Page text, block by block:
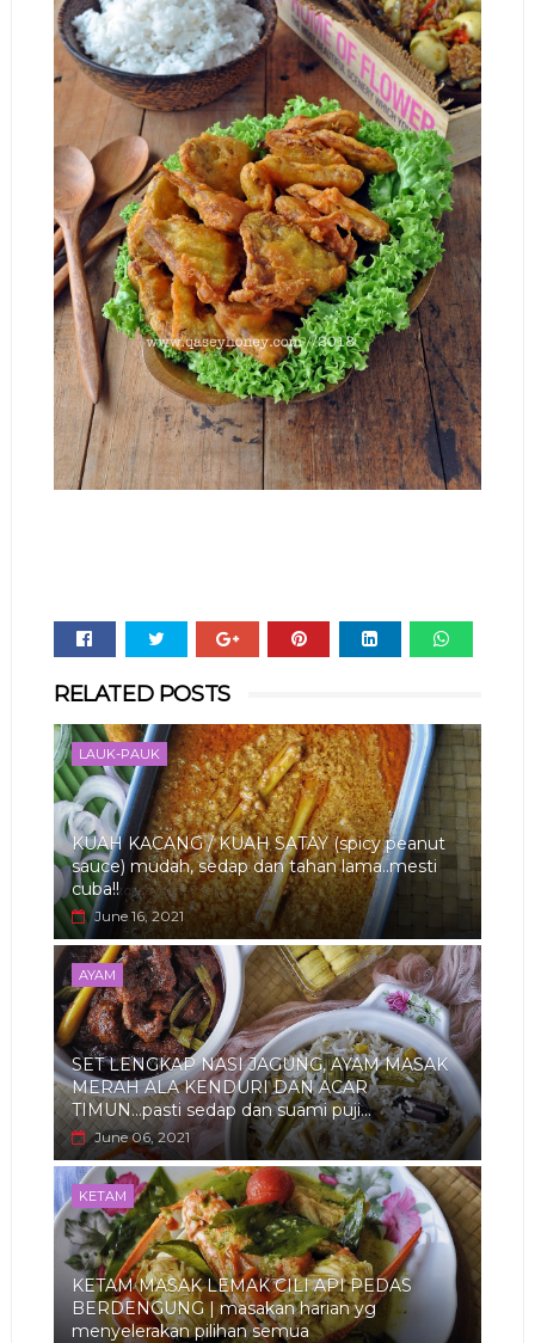
RELATED POSTS
LAUK-PAUK
KUAH KACANG / KUAH SATAY (spicy peanut
sauce) mudah, sedap dan tahan lama..mesti
cuba!!
June 16, 2021
AYAM
SET LENGKAP NASI JAGUNG, AYAM MASAK
MERAH ALA KENDURI DAN ACAR
TIMUN...pasti sedap dan suami puji...
June 06, 2021
KETAM
KETAM MASAK LEMAK CILI API PEDAS
BERDENGUNG | masakan harian yg
menyelerakan pilihan semua